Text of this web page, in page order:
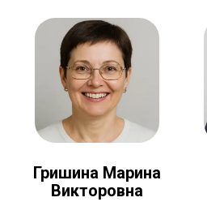
Гришина Марина
Викторовна